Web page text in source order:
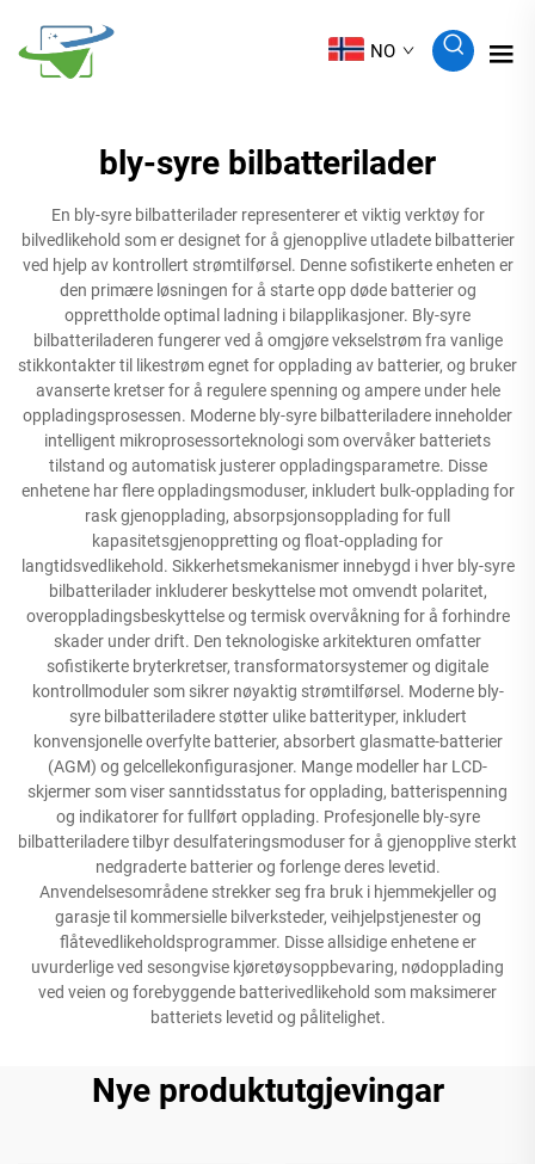
NO
bly-syre bilbatterilader
En bly-syre bilbatterilader representerer et viktig verktøy for
bilvedlikehold som er designet for å gjenopplive utladete bilbatterier
ved hjelp av kontrollert strømtilførsel. Denne sofistikerte enheten er
den primære løsningen for å starte opp døde batterier og
opprettholde optimal ladning i bilapplikasjoner. Bly-syre
bilbatteriladeren fungerer ved å omgjøre vekselstrøm fra vanlige
stikkontakter til likestrøm egnet for opplading av batterier, og bruker
avanserte kretser for å regulere spenning og ampere under hele
oppladingsprosessen. Moderne bly-syre bilbatteriladere inneholder
intelligent mikroprosessorteknologi som overvåker batteriets
tilstand og automatisk justerer oppladingsparametre. Disse
enhetene har flere oppladingsmoduser, inkludert bulk-opplading for
rask gjenopplading, absorpsjonsopplading for full
kapasitetsgjenoppretting og float-opplading for
langtidsvedlikehold. Sikkerhetsmekanismer innebygd i hver bly-syre
bilbatterilader inkluderer beskyttelse mot omvendt polaritet,
overoppladingsbeskyttelse og termisk overvåkning for å forhindre
skader under drift. Den teknologiske arkitekturen omfatter
sofistikerte bryterkretser, transformatorsystemer og digitale
kontrollmoduler som sikrer nøyaktig strømtilførsel. Moderne bly-
syre bilbatteriladere støtter ulike batterityper, inkludert
konvensjonelle overfylte batterier, absorbert glasmatte-batterier
(AGM) og gelcellekonfigurasjoner. Mange modeller har LCD-
skjermer som viser sanntidsstatus for opplading, batterispenning
og indikatorer for fullført opplading. Profesjonelle bly-syre
bilbatteriladere tilbyr desulfateringsmoduser for å gjenopplive sterkt
nedgraderte batterier og forlenge deres levetid.
Anvendelsesområdene strekker seg fra bruk i hjemmekjeller og
garasje til kommersielle bilverksteder, veihjelpstjenester og
flåtevedlikeholdsprogrammer. Disse allsidige enhetene er
uvurderlige ved sesongvise kjøretøysoppbevaring, nødopplading
ved veien og forebyggende batterivedlikehold som maksimerer
batteriets levetid og pålitelighet.
Nye produktutgjevingar